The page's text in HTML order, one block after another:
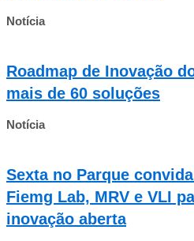
Notícia
Roadmap de Inovação
mais de 60 soluções
Notícia
Sexta no Parque
Fiemg Lab, MRV e VLI
inovação aberta